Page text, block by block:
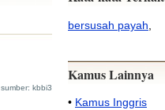
sumber: kbbi3
bersusah payah
Kamus Lainnya
• Kamus Inggris